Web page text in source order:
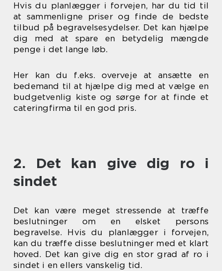
Hvis du planlægger i forvejen, har du tid til
at sammenligne priser og finde de bedste
tilbud på begravelsesydelser. Det kan hjælpe
dig med at spare en betydelig mængde
penge i det lange løb.
Her kan du f.eks. overveje at ansætte en
bedemand til at hjælpe dig med at vælge en
budgetvenlig kiste og sørge for at finde et
cateringfirma til en god pris.
2. Det kan give dig ro i
sindet
Det kan være meget stressende at træffe
beslutninger om en elsket persons
begravelse. Hvis du planlægger i forvejen,
kan du træffe disse beslutninger med et klart
hoved. Det kan give dig en stor grad af ro i
sindet i en ellers vanskelig tid.